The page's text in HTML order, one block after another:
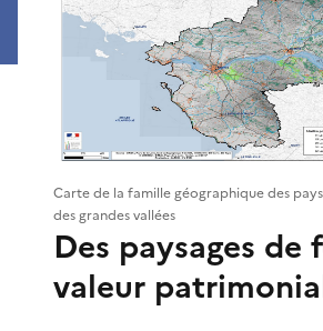
Carte de la famille géographique des
des grandes vallées
Des paysages de
valeur